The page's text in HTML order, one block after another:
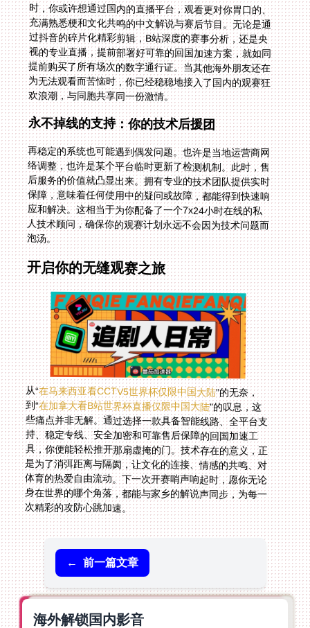
欢浪潮，与同胞共享同一份激情。
永不掉线的支持：你的技术后援团
再稳定的系统也可能遇到偶发问题。也许是当地运营商网
络调整，也许是某个平台临时更新了检测机制。此时，售
后服务的价值就凸显出来。拥有专业的技术团队提供实时
保障，意味着任何使用中的疑问或故障，都能得到快速响
应和解决。这相当于为你配备了一个7x24小时在线的私
人技术顾问，确保你的观赛计划永远不会因为技术问题而
泡汤。
开启你的无缝观赛之旅
从“在马来西亚看CCTV5世界杯仅限中国大陆”的无奈，
到“在加拿大看B站世界杯直播仅限中国大陆”的叹息，这
些痛点并非无解。通过选择一款具备智能线路、全平台支
持、稳定专线、安全加密和可靠售后保障的回国加速工
具，你便能轻松推开那扇虚掩的门。技术存在的意义，正
是为了消弭距离与隔阂，让文化的连接、情感的共鸣、对
体育的热爱自由流动。下一次开赛哨声响起时，愿你无论
身在世界的哪个角落，都能与家乡的解说声同步，为每一
次精彩的攻防心跳加速。
← 前一篇文章
海外解锁国内影音